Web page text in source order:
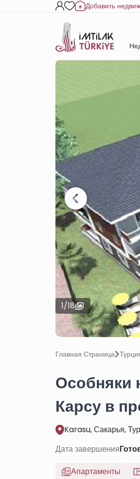
Добавить
1/18
Главная Страница
Особняки
Карсу в
Karasu, Сакарья,
Дата завершения
Апартаменты